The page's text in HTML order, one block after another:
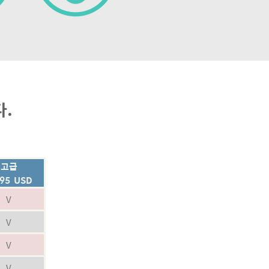
.
고급
USD
V
V
V